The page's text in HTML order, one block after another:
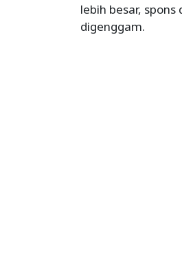
lebih besar,
digenggam.